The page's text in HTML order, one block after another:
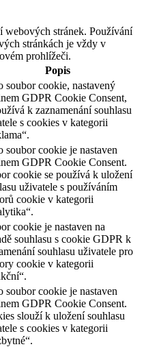
webových stránek. Používání
stránkách je vždy v
prohlížeči.
Popis
soubor cookie, nastavený
GDPR Cookie Consent,
k zaznamenání souhlasu
s cookies v kategorii
soubor cookie je nastaven
GDPR Cookie Consent.
cookie se používá k uložení
uživatele s používáním
cookie v kategorii
cookie je nastaven na
souhlasu s cookie GDPR k
souhlasu uživatele pro
cookie v kategorii
soubor cookie je nastaven
GDPR Cookie Consent.
slouží k uložení souhlasu
s cookies v kategorii